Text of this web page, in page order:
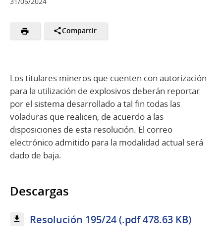
Compartir
Los titulares mineros que cuenten con autorización
para la utilización de explosivos deberán reportar
por el sistema desarrollado a tal fin todas las
voladuras que realicen, de acuerdo a las
disposiciones de esta resolución. El correo
electrónico admitido para la modalidad actual será
dado de baja.
Descargas
Resolución 195/24 (.pdf 478.63 KB)